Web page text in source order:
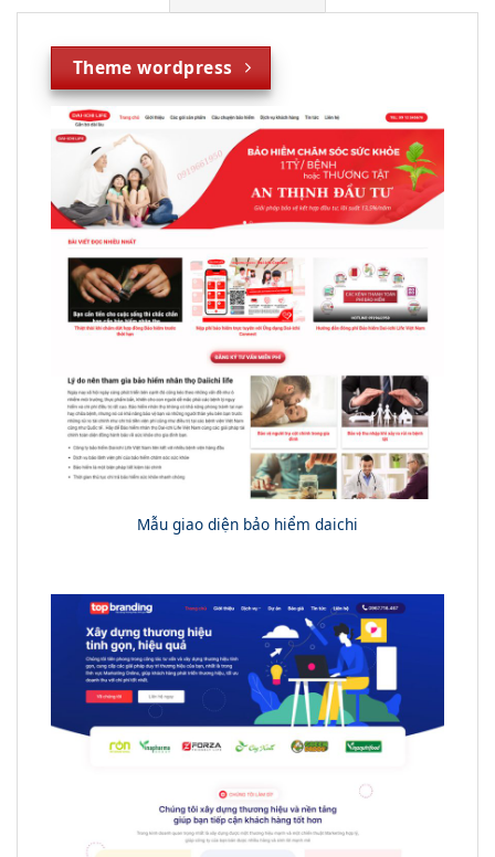
Theme wordpress
Mẫu giao diện bảo hiểm daichi